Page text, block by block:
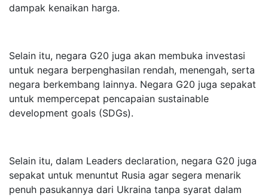
dampak kenaikan harga.
Selain itu, negara G20 juga akan membuka investasi
untuk negara berpenghasilan rendah, menengah, serta
negara berkembang lainnya. Negara G20 juga sepakat
untuk mempercepat pencapaian sustainable
development goals (SDGs).
Selain itu, dalam Leaders declaration, negara G20 juga
sepakat untuk menuntut Rusia agar segera menarik
penuh pasukannya dari Ukraina tanpa syarat dalam